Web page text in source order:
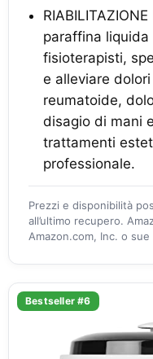
paraffina
fisioterapisti,
e alleviare
reumatoide,
disagio di mani
trattamenti
professionale.
Prezzi e disponibilità
all’ultimo recupero.
Amazon.com, Inc. o
Bestseller #6